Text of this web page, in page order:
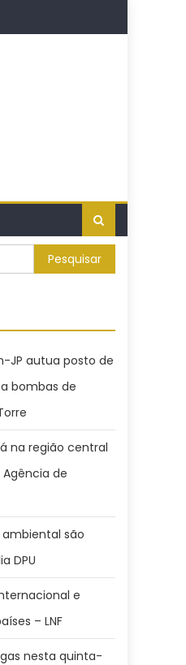
JP autua posto de
bombas de
na região central
de
são
DPU
e
– LNF
nesta quinta-